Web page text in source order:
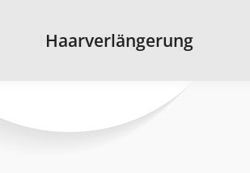
Haarverlängerung
Haarverlängerung